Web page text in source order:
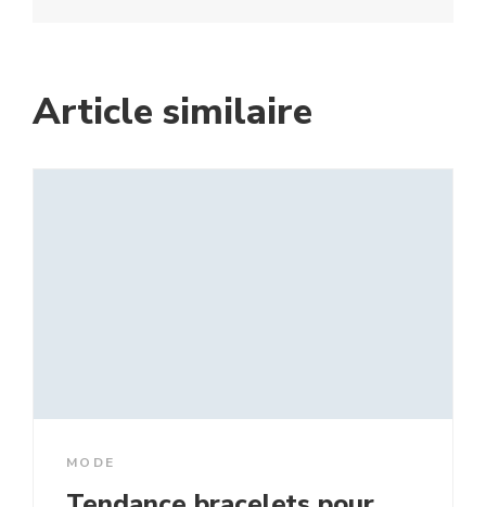
Article similaire
MODE